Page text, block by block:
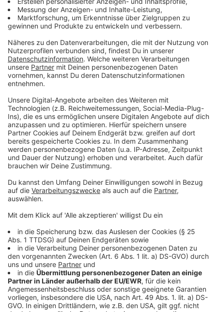
einzubetten. Dieser Service kann
Daten zu Ihren Aktivitäten
sammeln. Bitte lesen Sie die
Details durch und stimmen Sie der
Nutzung des Service zu, um dieses
Video anzusehen.
Akzeptieren
powered byUsercentrics Consent
Management Platform
entwickelt sich nach und nach mehr als nur eine
Mailfreundschaft. Doch wieweit sind Emma und Leo
bereit zu gehen?
Anzeige
©Copyright 2019 Sony Pictures Entertainment
Deutschland GmbH / Anne Wilk, Tom Tabrow
Bernhard. Doch Leo schleicht sich mehr und mehr in
ihren Kopf.
Anzeige
©Copyright 2019 Sony Pictures Entertainment
Deutschland GmbH / Anne Wilk, Tom Tabrow